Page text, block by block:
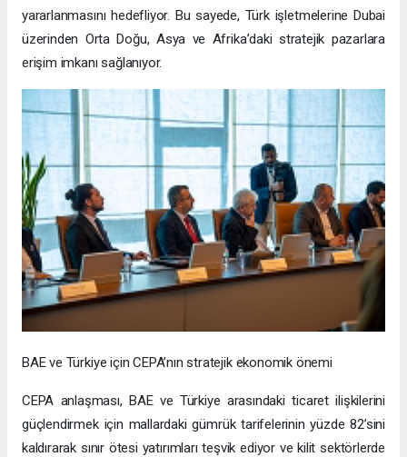
yararlanmasını hedefliyor. Bu sayede, Türk işletmelerine Dubai
üzerinden Orta Doğu, Asya ve Afrika’daki stratejik pazarlara
erişim imkanı sağlanıyor.
BAE ve Türkiye için CEPA’nın stratejik ekonomik önemi
CEPA anlaşması, BAE ve Türkiye arasındaki ticaret ilişkilerini
güçlendirmek için mallardaki gümrük tarifelerinin yüzde 82’sini
kaldırarak sınır ötesi yatırımları teşvik ediyor ve kilit sektörlerde